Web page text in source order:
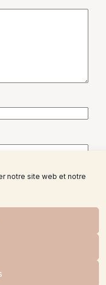
notre site web et notre